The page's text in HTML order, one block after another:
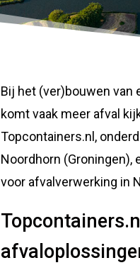
Bij het (ver)bouwen van
komt vaak meer afval
Topcontainers.nl,
Noordhorn (Groningen),
voor afvalverwerking in